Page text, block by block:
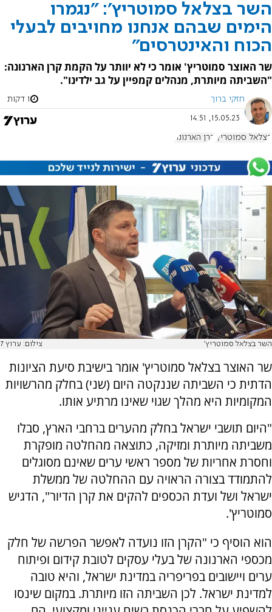
השר בצלאל סמוטריץ': "נגמרו
הימים שבהם אנחנו מחויבים לבעלי
הכוח והאינטרסים"
שר האוצר סמוטריץ' אומר כי לא יוותר על הקמת קרן הארנונה:
"השביתה מיותרת, מנהלים קמפיין על גב ילדינו".
חזקי ברוך 1 דקות
15.05.23, 14:51
בצלאל סמוטריץ' קרן הארנונה
השר בצלאל סמוטריץ' צילום: ערוץ 7
שר האוצר בצלאל סמוטריץ' אומר בישיבת סיעת הציונות
הדתית כי השביתה שננקטה היום (שני) בחלק מהרשויות
המקומיות היא מהלך שגוי שאינו מרתיע אותו.
"היום תושבי ישראל בחלק מהערים ברחבי הארץ, סבלו
משביתה מיותרת ומזיקה, כתוצאה מהחלטה מופקרת
וחסרת אחריות של מספר ראשי ערים שאינם מסוגלים
להתמודד בצורה הראויה עם ההחלטה של ממשלת
ישראל ושל ועדת הכספים להקים את קרן הדיור", הדגיש
סמוטריץ'.
הוא הוסיף כי "הקרן הזו נועדה לאפשר הפרשה של חלק
מכספי הארנונה של בעלי עסקים לטובת קידום ופיתוח
ערים ויישובים בפריפריה במדינת ישראל, והיא טובה
למדינת ישראל. לכן השביתה הזו מיותרת. במקום שינסו